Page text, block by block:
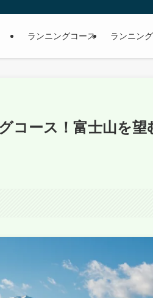
ランニングコース ランニン
コース！富士山を望